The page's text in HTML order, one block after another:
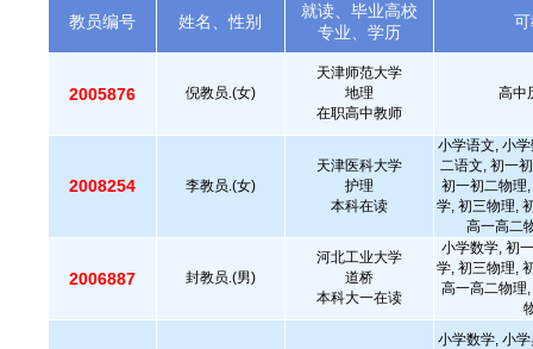
教员编号 姓名、性别
就读、毕业高校
专业、学历
2005876 倪教员.(女)
天津师范大学
地理
在职高中教师
高中
2008254 李教员.(女)
天津医科大学
护理
本科在读
小学语文, 小
二语文, 初一
初一初二物理
学, 初三物理,
高一高二
2006887 封教员.(男)
河北工业大学
道桥
本科大一在读
小学数学, 初
学, 初三物理,
高一高二物理
小学数学, 小